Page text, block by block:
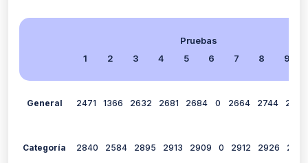
Pruebas
1
2 3 4 5 6 7 8 9
General 2471 1366 2632 2681 2684 0 2664 2744 2794
Categoría 2840 2584 2895 2913 2909 0 2912 2926 2944